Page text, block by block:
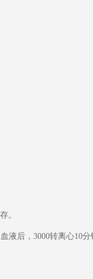
。
后，3000转离心10分